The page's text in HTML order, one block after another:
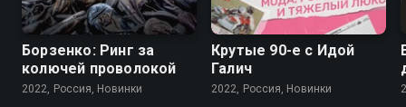
Борзенко: Ринг за
колючей проволокой
2022, Россия, Новинки
Крутые 90-е с Идой
Галич
2022, Россия, Новинки